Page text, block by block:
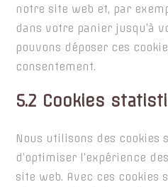
notre site web et, par
dans votre panier jusqu’à
pouvons déposer ces
consentement.
5.2 Cookies
Nous utilisons des cookies
d’optimiser l’expérience
site web. Avec ces cookies